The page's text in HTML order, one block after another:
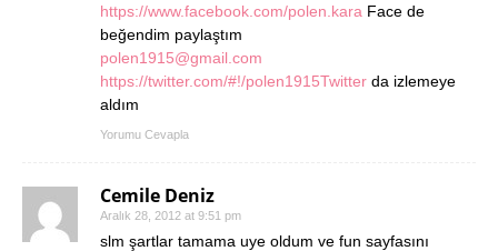
https://www.facebook.com/polen.kara Face de
beğendim paylaştım
polen1915@gmail.com
https://twitter.com/#!/polen1915Twitter da izlemeye
aldım
Yorumu Cevapla
Cemile Deniz
Aralık 28, 2012 at 9:51 pm
slm şartlar tamama uye oldum ve fun sayfasını